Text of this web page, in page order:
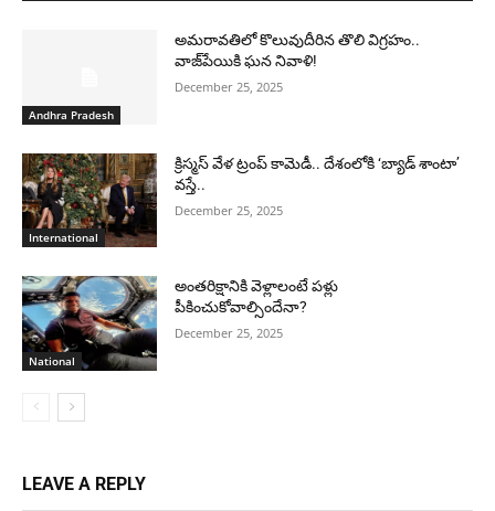
Andhra Pradesh
అమరావతిలో కొలువుదీరిన తొలి విగ్రహం..
వాజ్‌పేయికి ఘన నివాళి!
December 25, 2025
International
క్రిస్మస్ వేళ ట్రంప్ కామెడీ.. దేశంలోకి ‘బ్యాడ్ శాంటా’
వస్తే..
December 25, 2025
National
అంతరిక్షానికి వెళ్లాలంటే పళ్లు
పీకించుకోవాల్సిందేనా?
December 25, 2025
LEAVE A REPLY